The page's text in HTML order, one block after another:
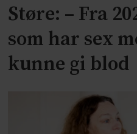
Støre: – Fra
som har sex
kunne gi blod